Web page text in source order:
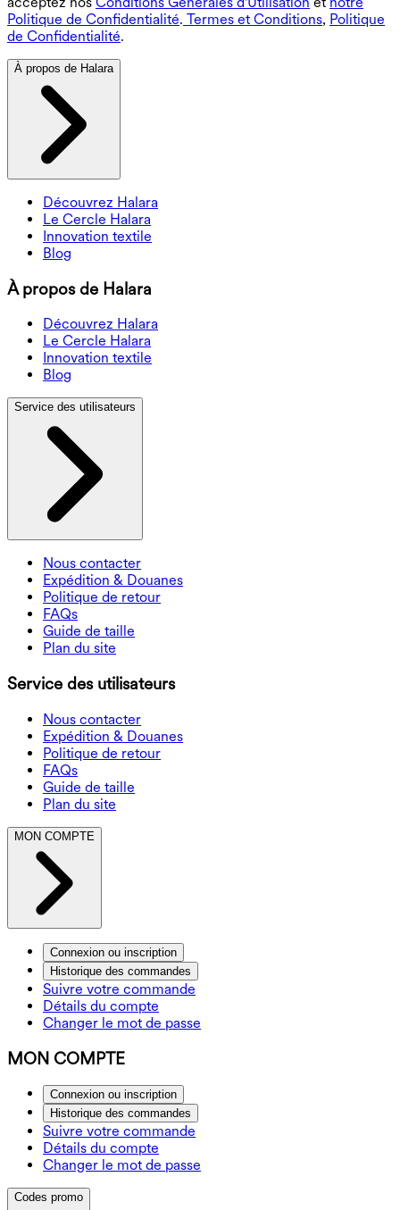
Politique de Confidentialité. Termes et Conditions, Politique
de Confidentialité.
À propos de Halara
Découvrez Halara
Le Cercle Halara
Innovation textile
Blog
À propos de Halara
Découvrez Halara
Le Cercle Halara
Innovation textile
Blog
Service des utilisateurs
Nous contacter
Expédition & Douanes
Politique de retour
FAQs
Guide de taille
Plan du site
Service des utilisateurs
Nous contacter
Expédition & Douanes
Politique de retour
FAQs
Guide de taille
Plan du site
MON COMPTE
Connexion ou inscription
Historique des commandes
Suivre votre commande
Détails du compte
Changer le mot de passe
MON COMPTE
Connexion ou inscription
Historique des commandes
Suivre votre commande
Détails du compte
Changer le mot de passe
Codes promo